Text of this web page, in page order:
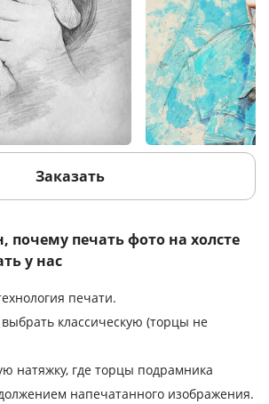
Заказать
почему печать фото на холсте
у нас
печати.
классическую (торцы не
натяжку, где торцы подрамника
напечатанного изображения.